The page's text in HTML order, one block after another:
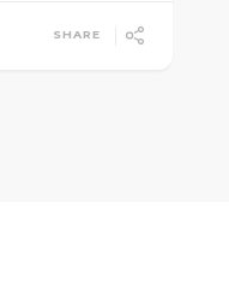
SHARE